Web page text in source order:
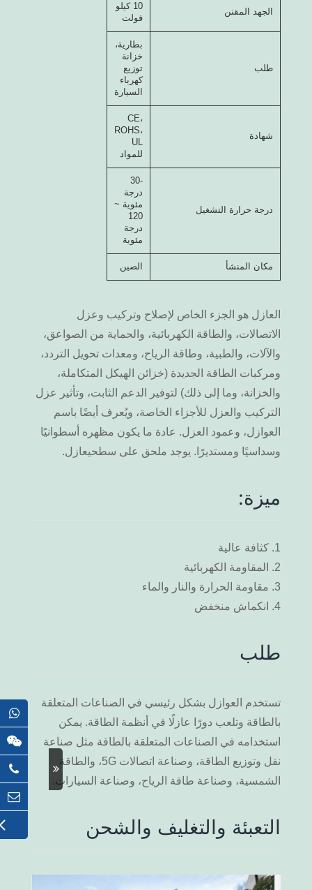
الجهد المقنن
10 كيلو
فولت
طلب
بطارية،
خزانة
توزيع
كهرباء
السيارة
شهادة
CE،
ROHS،
UL
للمواد
درجة حرارة التشغيل
-30
درجة
مئوية ~
120
درجة
مئوية
مكان المنشأ الصين
العازل هو الجزء الخاص لإصلاح وتركيب وعزل
الاتصالات، والطاقة الكهربائية، والحماية من الصواعق،
والآلات، والطبية، وطاقة الرياح، ومعدات تحويل التردد،
ومركبات الطاقة الجديدة (خزائن الهيكل المتكاملة،
والخزانة، وما إلى ذلك) لتوفير الدعم الثابت، وتأثير عزل
التركيب والعزل للأجزاء الخاصة، ويُعرف أيضًا باسم
العوازل، وعمود العزل. عادة ما يكون مظهره أسطوانيًا
وسداسيًا ومستديرًا. يوجد ملحق على سطحيعازل.
ميزة:
1. كثافة عالية
2. المقاومة الكهربائية
3. مقاومة الحرارة والنار والماء
4. انكماش منخفض
طلب
تستخدم العوازل بشكل رئيسي في الصناعات المتعلقة
بالطاقة وتلعب دورًا عازلًا في أنظمة الطاقة. يمكن
استخدامه في الصناعات المتعلقة بالطاقة مثل صناعة
نقل وتوزيع الطاقة، وصناعة اتصالات 5G، والطاقة
الشمسية، وصناعة طاقة الرياح، وصناعة السيارات.
التعبئة والتغليف والشحن